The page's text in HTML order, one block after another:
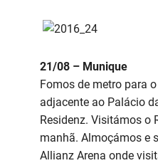
21/08 – Munique
Fomos de metro para
adjacente ao Palácio
Residenz. Visitámos o
manhã. Almoçámos e
Allianz Arena onde